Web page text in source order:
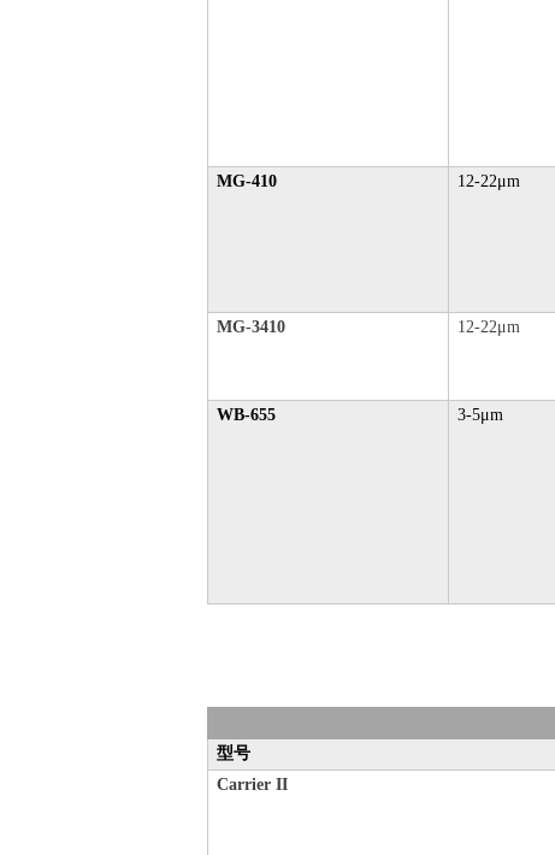
MG-410
12-22μm
MG-3410
12-22μm
WB-655
3-5μm
型号
Carrier II